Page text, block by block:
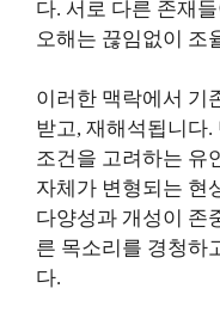
다. 서로 다른 존재
오해는 끊임없이 조
이러한 맥락에서 기
받고, 재해석됩니다
조건을 고려하는 유
자체가 변형되는 현
다양성과 개성이 존
른 목소리를 경청하
다.